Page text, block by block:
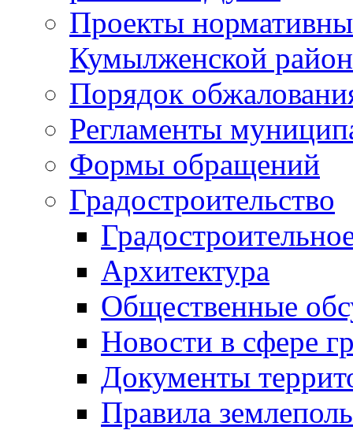
Проекты
Кумылженской
Порядок
Регламенты
Формы обращений
Градостроительство
Архитектура
Общественные
Новости в сфере
Документы
Правила